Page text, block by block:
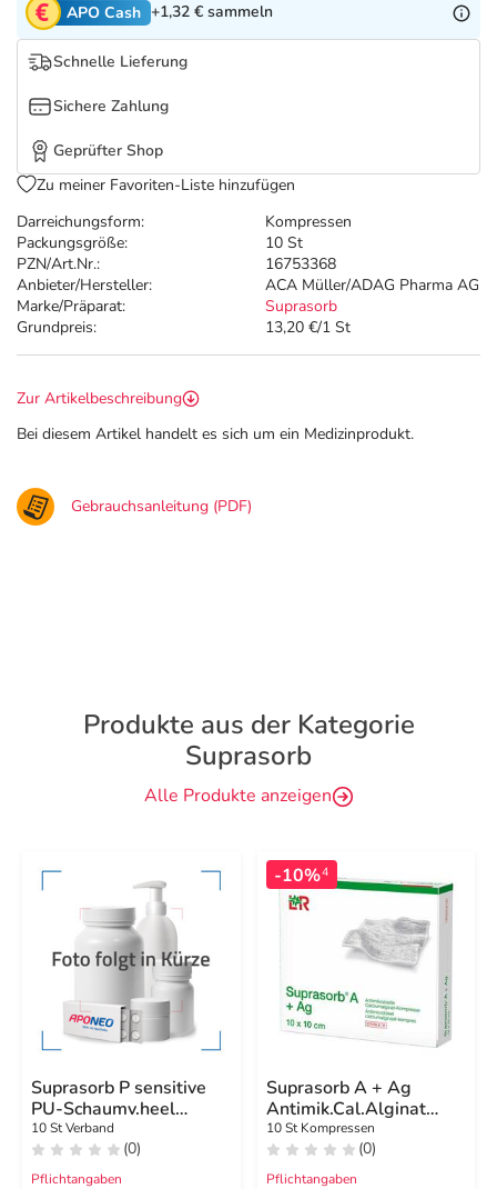
Tierapotheke
Marken
Salus Deals
Darreichungsform:
Kompressen
Packungsgröße:
10 St
PZN/Art.Nr.:
16753368
Anbieter/Hersteller:
ACA Müller/ADAG Pharma AG
Marke/Präparat:
Suprasorb
Grundpreis:
13,20 €/1 St
APO Cash +1,32 € sammeln
Schnelle Lieferung
Sichere Zahlung
Geprüfter Shop
Zu meiner Favoriten-Liste hinzufügen
Zur Artikelbeschreibung
Bei diesem Artikel handelt es sich um ein Medizinprodukt.
Gebrauchsanleitung (PDF)
Produkte aus der Kategorie
Suprasorb
Alle Produkte anzeigen
Suprasorb P sensitive
PU-Schaumv.heel
bor.23,5x25
10 St Verband
(0)
Pflichtangaben
-10%4
Suprasorb A + Ag
Antimik.Cal.Alginat
Kompresse 10x10 cm
10 St Kompressen
(0)
Pflichtangaben